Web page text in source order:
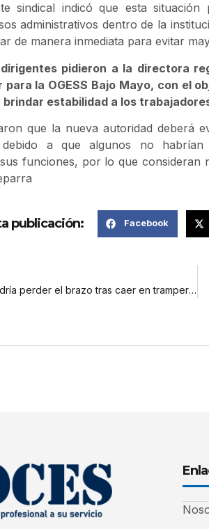
sindical indicó que esta
administrativos dentro de la
de manera inmediata para evitar
pidieron a la directora
para la OGESS Bajo Mayo, con el
brindar estabilidad a los
que la nueva autoridad deberá
debido a que algunos no
funciones, por lo que consideran
publicación: Facebook
Agricultor podría perder el brazo tras caer en trampero en Bellavista